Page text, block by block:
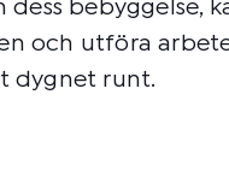
dess bebyggelse,
och utföra
dygnet runt.